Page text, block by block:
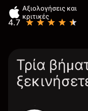
Αξιολογήσεις και
κριτικές
4.7
Τρία